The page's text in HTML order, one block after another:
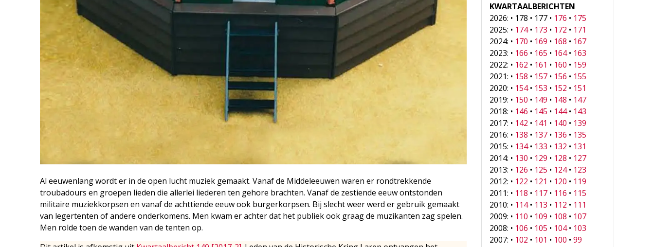
Al eeuwenlang wordt er in de open lucht muziek gemaakt. Vanaf de Middeleeuwen waren er rondtrekkende
troubadours en groepen lieden die allerlei liederen ten gehore brachten. Vanaf de zestiende eeuw ontstonden
militaire muziekkorpsen en vanaf de achttiende eeuw ook burgerkorpsen. Bij slecht weer werd er gebruik gemaakt
van legertenten of andere onderkomens. Men kwam er achter dat het publiek ook graag de muzikanten zag spelen.
Men rolde toen de wanden van de tenten op.
KWARTAALBERICHTEN
2026: • 178 • 177 • 176 • 175
2025: • 174• 173 • 172 • 171
2024: • 170 • 169 • 168 • 167
2023: • 166 • 165 • 164• 163
2022: • 162 • 161 • 160 • 159
2021: • 158 • 157 • 156 • 155
2020: • 154• 153 • 152 • 151
2019: • 150 • 149 • 148 • 147
2018: • 146 • 145 • 144• 143
2017: • 142 • 141 • 140 • 139
2016: • 138 • 137 • 136 • 135
2015: • 134• 133 • 132 • 131
2014: • 130 • 129 • 128 • 127
2013: • 126 • 125 • 124• 123
2012: • 122 • 121 • 120 • 119
2011: • 118 • 117 • 116 • 115
2010: • 114• 113 • 112 • 111
2009: • 110 • 109 • 108 • 107
2008: • 106 • 105 • 104• 103
2007: • 102 • 101 • 100 •99